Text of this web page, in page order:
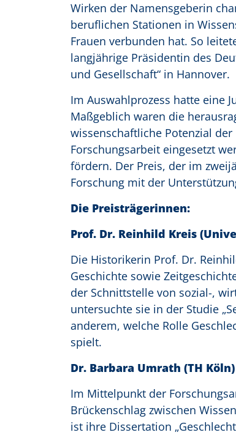
Wirken der Namensgeberin
beruflichen Stationen in
Frauen verbunden hat. So
langjährige Präsidentin des
und Gesellschaft“ in Hannover.
Im Auswahlprozess hatte eine
Maßgeblich waren die
wissenschaftliche Potenzial
Forschungsarbeit eingesetzt
fördern. Der Preis, der im
Forschung mit der
Die Preisträgerinnen:
Prof. Dr. Reinhild Kreis
Die Historikerin Prof. Dr.
Geschichte sowie
der Schnittstelle von sozial-,
untersuchte sie in der Studie
anderem, welche Rolle
spielt.
Dr. Barbara Umrath (TH
Im Mittelpunkt der
Brückenschlag zwischen
ist ihre Dissertation